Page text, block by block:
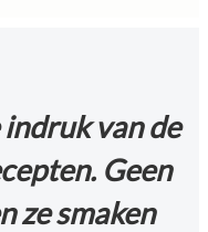
van de
Geen
ze smaken